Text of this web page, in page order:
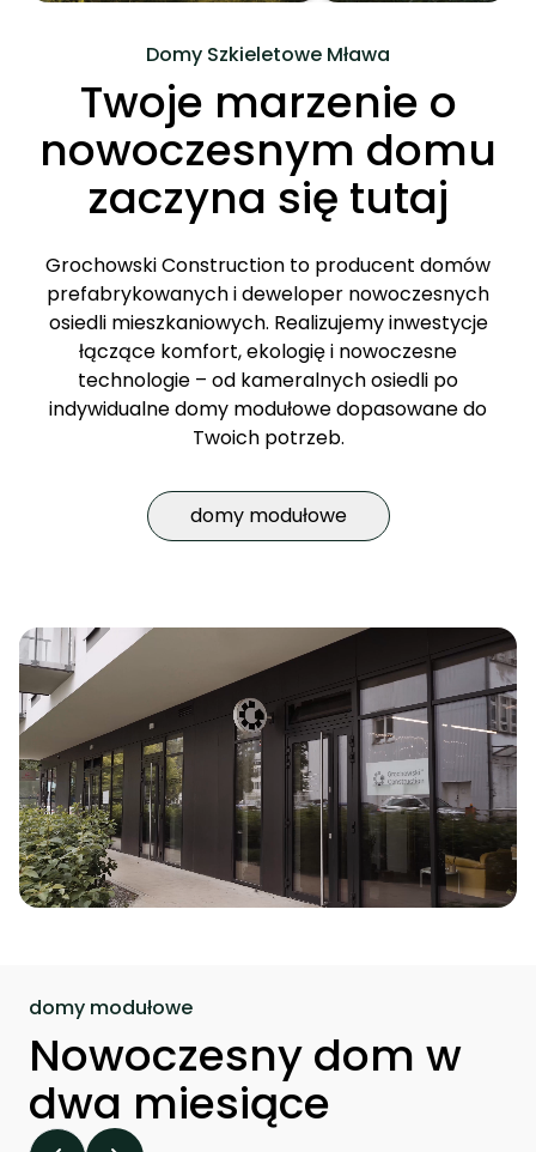
Domy Szkieletowe Mława
Twoje marzenie o
nowoczesnym domu
zaczyna się tutaj
Grochowski Construction to producent domów
prefabrykowanych i deweloper nowoczesnych
osiedli mieszkaniowych. Realizujemy inwestycje
łączące komfort, ekologię i nowoczesne
technologie – od kameralnych osiedli po
indywidualne domy modułowe dopasowane do
Twoich potrzeb.
domy modułowe
domy modułowe
Nowoczesny dom w
dwa miesiące